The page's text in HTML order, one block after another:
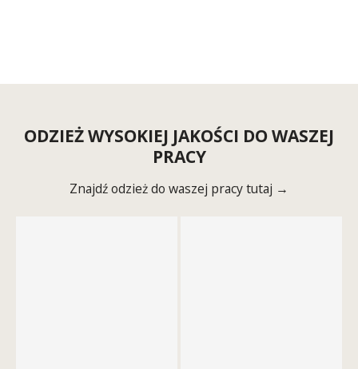
ODZIEŻ WYSOKIEJ JAKOŚCI DO WASZEJ
PRACY
Znajdź odzież do waszej pracy tutaj →